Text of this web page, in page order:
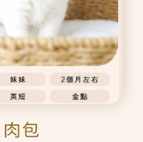
包